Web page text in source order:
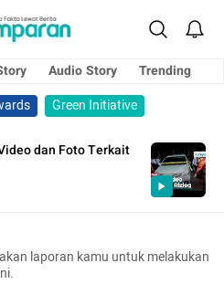
Audio Story
Trending
Green Initiative
dan Foto Terkait
laporan kamu untuk melakukan